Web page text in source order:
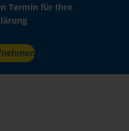
Termin für Ihre